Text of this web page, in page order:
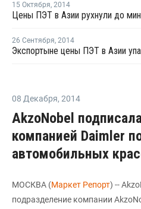
15 Октября, 2014
26 Сентября, 2014
Экспортыне цены ПЭТ в Азии
08 Декабря, 2014
AkzoNobel
компанией Daimler
автомобильных
МОСКВА (Маркет Репорт) --
подразделение компании